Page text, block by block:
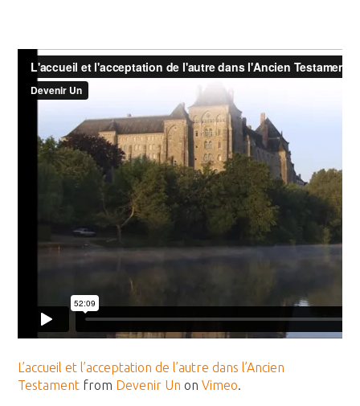
L’accueil et l’acceptation de l’autre dans l’Ancien
Testament from Devenir Un onVimeo.